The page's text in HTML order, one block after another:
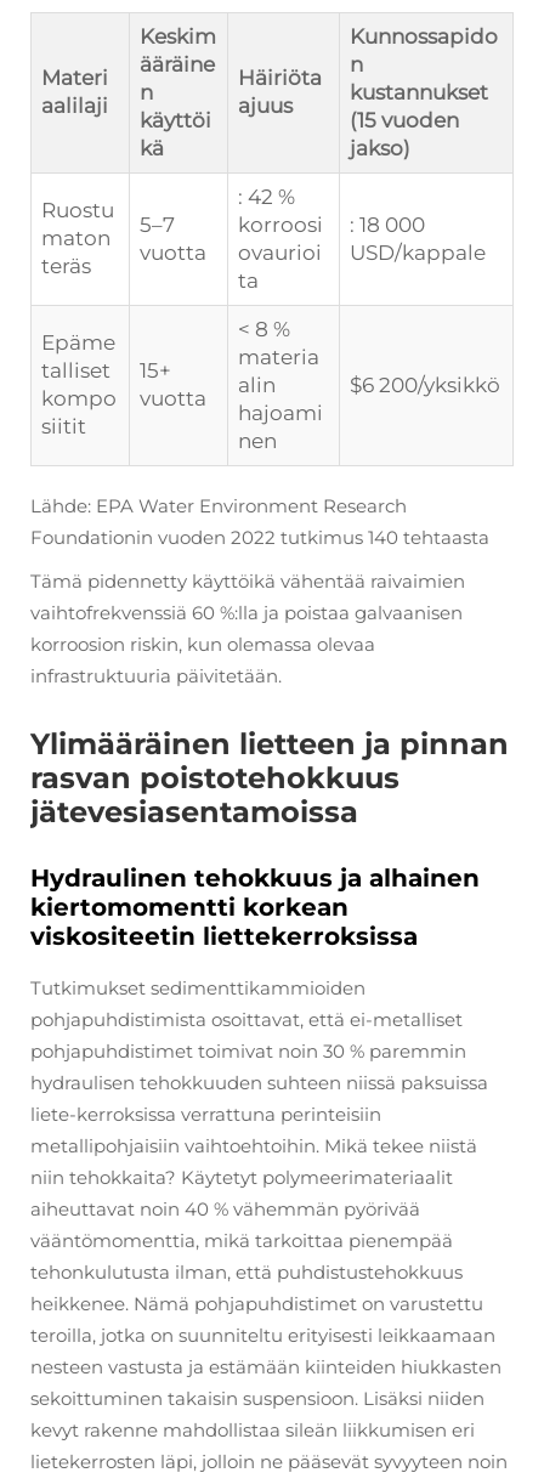
Materi
aalilaji
Keskim
ääräine
n
käyttöi
kä
Häiriöta
ajuus
Kunnossapido
n
kustannukset
(15 vuoden
jakso)
Ruostu
maton
teräs
5–7
vuotta
: 42 %
korroosi
ovaurioi
ta
: 18 000
USD/kappale
Epäme
talliset
kompo
siitit
15+
vuotta
< 8 %
materia
alin
hajoami
nen
$6 200/yksikkö
Lähde: EPA Water Environment Research
Foundationin vuoden 2022 tutkimus 140 tehtaasta
Tämä pidennetty käyttöikä vähentää raivaimien
vaihtofrekvenssiä 60 %:lla ja poistaa galvaanisen
korroosion riskin, kun olemassa olevaa
infrastruktuuria päivitetään.
Ylimääräinen lietteen ja pinnan
rasvan poistotehokkuus
jätevesiasentamoissa
Hydraulinen tehokkuus ja alhainen
kiertomomentti korkean
viskositeetin liettekerroksissa
Tutkimukset sedimenttikammioiden
pohjapuhdistimista osoittavat, että ei-metalliset
pohjapuhdistimet toimivat noin 30 % paremmin
hydraulisen tehokkuuden suhteen niissä paksuissa
liete-kerroksissa verrattuna perinteisiin
metallipohjaisiin vaihtoehtoihin. Mikä tekee niistä
niin tehokkaita? Käytetyt polymeerimateriaalit
aiheuttavat noin 40 % vähemmän pyörivää
vääntömomenttia, mikä tarkoittaa pienempää
tehonkulutusta ilman, että puhdistustehokkuus
heikkenee. Nämä pohjapuhdistimet on varustettu
teroilla, jotka on suunniteltu erityisesti leikkaamaan
nesteen vastusta ja estämään kiinteiden hiukkasten
sekoittuminen takaisin suspensioon. Lisäksi niiden
kevyt rakenne mahdollistaa sileän liikkumisen eri
lietekerrosten läpi, jolloin ne pääsevät syvyyteen noin